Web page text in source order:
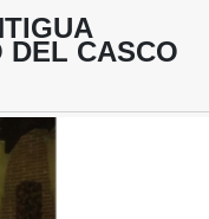
DEL CASCO